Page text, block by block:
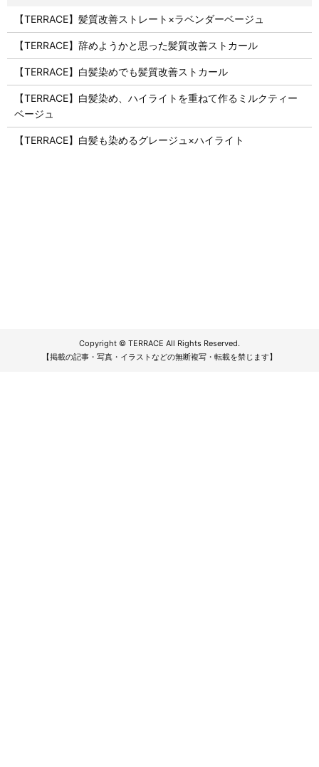
【TERRACE】髪質改善ストレート×ラベンダーベージュ
【TERRACE】辞めようかと思った髪質改善ストカール
【TERRACE】白髪染めでも髪質改善ストカール
【TERRACE】白髪染め、ハイライトを重ねて作るミルクティー
ベージュ
【TERRACE】白髪も染めるグレージュ×ハイライト
Copyright © TERRACE All Rights Reserved.
【掲載の記事・写真・イラストなどの無断複写・転載を禁じます】